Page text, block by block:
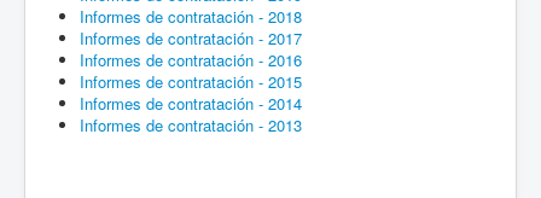
Informes de contratación - 2018
Informes de contratación - 2017
Informes de contratación - 2016
Informes de contratación - 2015
Informes de contratación - 2014
Informes de contratación - 2013